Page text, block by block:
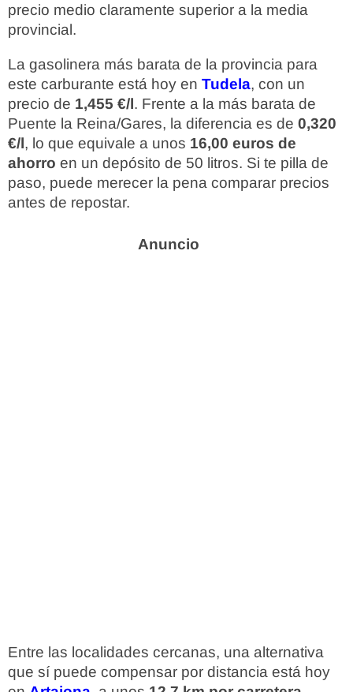
precio medio claramente superior a la media
provincial.
La gasolinera más barata de la provincia para
este carburante está hoy en Tudela, con un
precio de 1,455 €/l. Frente a la más barata de
Puente la Reina/Gares, la diferencia es de 0,320
€/l, lo que equivale a unos 16,00 euros de
ahorro en un depósito de 50 litros. Si te pilla de
paso, puede merecer la pena comparar precios
antes de repostar.
Entre las localidades cercanas, una alternativa
que sí puede compensar por distancia está hoy